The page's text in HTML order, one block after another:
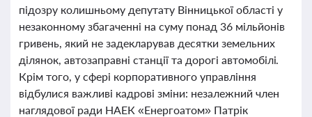
підозру колишньому депутату Вінницької області у
незаконному збагаченні на суму понад 36 мільйонів
гривень, який не задекларував десятки земельних
ділянок, автозаправні станції та дорогі автомобілі.
Крім того, у сфері корпоративного управління
відбулися важливі кадрові зміни: незалежний член
наглядової ради НАЕК «Енергоатом» Патрік